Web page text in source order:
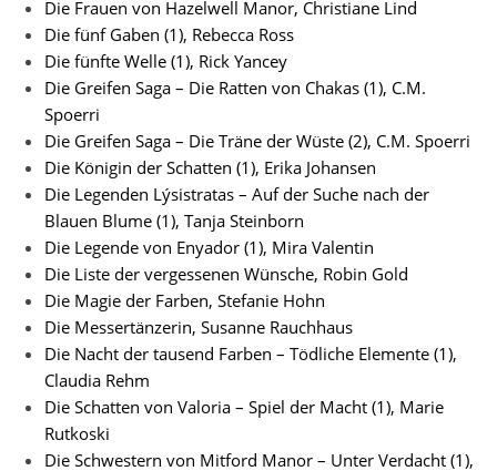
Die Frauen von Hazelwell Manor, Christiane Lind
Die fünf Gaben (1), Rebecca Ross
Die fünfte Welle (1), Rick Yancey
Die Greifen Saga – Die Ratten von Chakas (1), C.M.
Spoerri
Die Greifen Saga – Die Träne der Wüste (2), C.M. Spoerri
Die Königin der Schatten (1), Erika Johansen
Die Legenden Lýsistratas – Auf der Suche nach der
Blauen Blume (1), Tanja Steinborn
Die Legende von Enyador (1), Mira Valentin
Die Liste der vergessenen Wünsche, Robin Gold
Die Magie der Farben, Stefanie Hohn
Die Messertänzerin, Susanne Rauchhaus
Die Nacht der tausend Farben – Tödliche Elemente (1),
Claudia Rehm
Die Schatten von Valoria – Spiel der Macht (1), Marie
Rutkoski
Die Schwestern von Mitford Manor – Unter Verdacht (1),